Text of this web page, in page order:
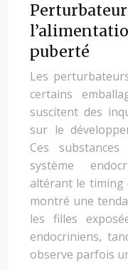
puberté
Les
certains
suscitent des
sur le
Ces
système
altérant le timing
montré une
les filles
endocriniens,
observe parfois